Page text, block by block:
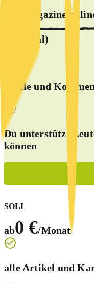
SOLI
ab0 €/Monat
alle Artikel und
alle Magazine
(optional)
Spiele und
Du unterstützt
können